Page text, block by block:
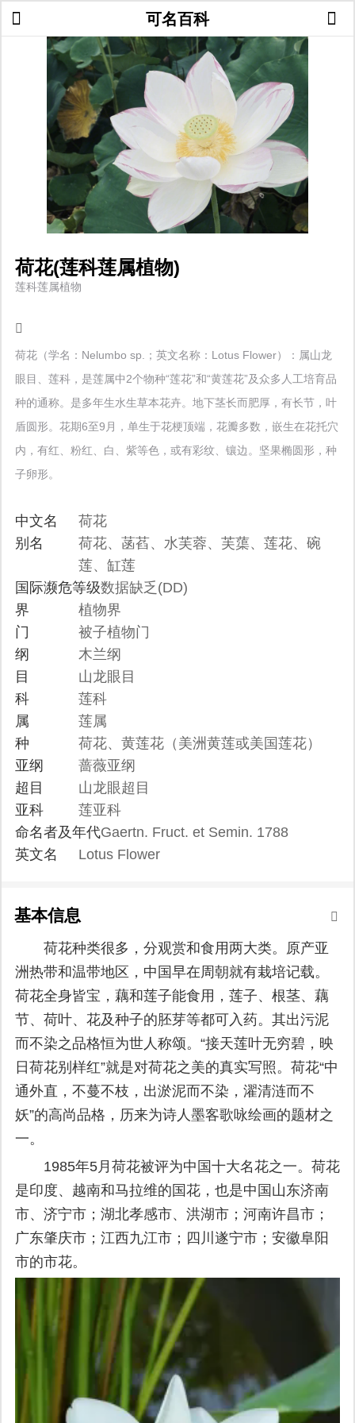
可名百科
荷花(莲科莲属植物)
莲科莲属植物
荷花（学名：Nelumbo sp.；英文名称：Lotus Flower）：属山龙
眼目、莲科，是莲属中2个物种“莲花”和“黄莲花”及众多人工培育品
种的通称。是多年生水生草本花卉。地下茎长而肥厚，有长节，叶
盾圆形。花期6至9月，单生于花梗顶端，花瓣多数，嵌生在花托穴
内，有红、粉红、白、紫等色，或有彩纹、镶边。坚果椭圆形，种
子卵形。
中文名
荷花
别名
荷花、菡萏、水芙蓉、芙蕖、莲花、碗
莲、缸莲
国际濒危等级数据缺乏(DD)
界
植物界
门
被子植物门
纲
木兰纲
目
山龙眼目
科
莲科
属
莲属
种
荷花、黄莲花（美洲黄莲或美国莲花）
亚纲
蔷薇亚纲
超目
山龙眼超目
亚科
莲亚科
命名者及年代Gaertn. Fruct. et Semin. 1788
英文名
Lotus Flower
基本信息
荷花种类很多，分观赏和食用两大类。原产亚
洲热带和温带地区，中国早在周朝就有栽培记载。
荷花全身皆宝，藕和莲子能食用，莲子、根茎、藕
节、荷叶、花及种子的胚芽等都可入药。其出污泥
而不染之品格恒为世人称颂。“接天莲叶无穷碧，映
日荷花别样红”就是对荷花之美的真实写照。荷花“中
通外直，不蔓不枝，出淤泥而不染，濯清涟而不
妖”的高尚品格，历来为诗人墨客歌咏绘画的题材之
一。
1985年5月荷花被评为中国十大名花之一。荷花
是印度、越南和马拉维的国花，也是中国山东济南
市、济宁市；湖北孝感市、洪湖市；河南许昌市；
广东肇庆市；江西九江市；四川遂宁市；安徽阜阳
市的市花。